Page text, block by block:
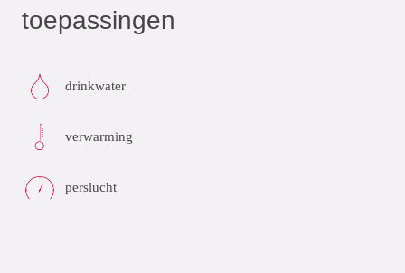
toepassingen
drinkwater
verwarming
perslucht